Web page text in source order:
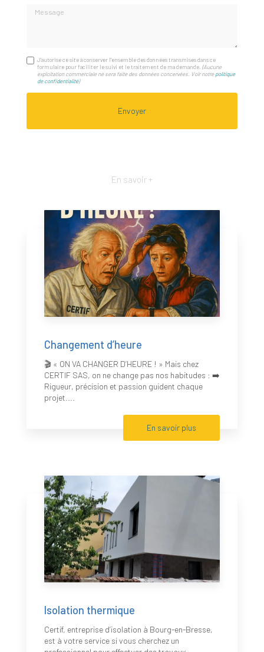
Message
J'autorise ce site à conserver l'ensemble des données transmises dans ce
formulaire pour faciliter le suivi et le traitement de ma demande.(Aucune
exploitation commerciale ne sera faite des données concervées. Voir notrepolitique
de confidentialité)
En savoir +
Changement d’heure
🎬 « ON VA CHANGER D’HEURE ! » Mais chez
CERTIF SAS, on ne change pas nos habitudes : ➡️
Rigueur, précision et passion guident chaque
projet....
En savoir plus
Isolation thermique
Certif, entreprise d’isolation à Bourg-en-Bresse,
est à votre service si vous cherchez un